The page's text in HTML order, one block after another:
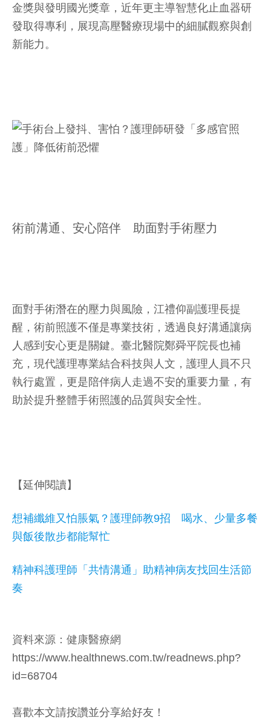
金獎與發明國光獎章，近年更主導智慧化止血器研
發取得專利，展現高壓醫療現場中的細膩觀察與創
新能力。
術前溝通、安心陪伴 助面對手術壓力
面對手術潛在的壓力與風險，江禮仰副護理長提
醒，術前照護不僅是專業技術，透過良好溝通讓病
人感到安心更是關鍵。臺北醫院鄭舜平院長也補
充，現代護理專業結合科技與人文，護理人員不只
執行處置，更是陪伴病人走過不安的重要力量，有
助於提升整體手術照護的品質與安全性。
【延伸閱讀】
想補纖維又怕脹氣？護理師教9招 喝水、少量多餐
與飯後散步都能幫忙
精神科護理師「共情溝通」助精神病友找回生活節
奏
資料來源：健康醫療網
https://www.healthnews.com.tw/readnews.php?
id=68704
喜歡本文請按讚並分享給好友！